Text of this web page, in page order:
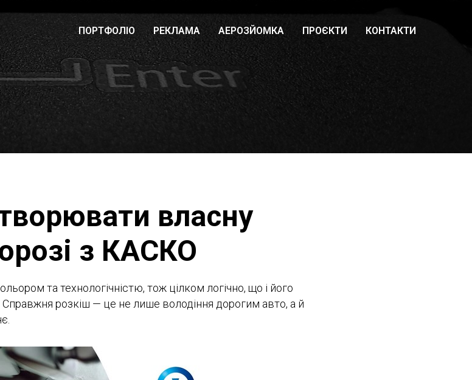
ПОРТФОЛІО РЕКЛАМА АЕРОЗЙОМКА ПРОЄКТИ КОНТАКТИ
власну
з КАСКО
та технологічністю, тож цілком логічно, що і його
розкіш — це не лише володіння дорогим авто, а й